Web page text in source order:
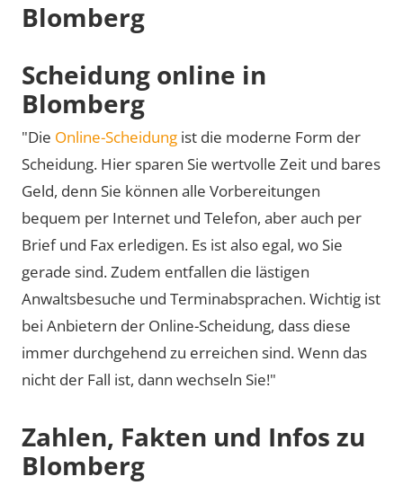
Blomberg
Scheidung online in
Blomberg
"Die Online-Scheidung ist die moderne Form der
Scheidung. Hier sparen Sie wertvolle Zeit und bares
Geld, denn Sie können alle Vorbereitungen
bequem per Internet und Telefon, aber auch per
Brief und Fax erledigen. Es ist also egal, wo Sie
gerade sind. Zudem entfallen die lästigen
Anwaltsbesuche und Terminabsprachen. Wichtig ist
bei Anbietern der Online-Scheidung, dass diese
immer durchgehend zu erreichen sind. Wenn das
nicht der Fall ist, dann wechseln Sie!"
Zahlen, Fakten und Infos zu
Blomberg